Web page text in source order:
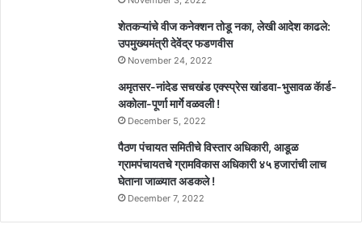
शेतकऱ्यांचे वीज कनेक्शन तोडू नका, लेखी आदेश काढले:
उपमुख्यमंत्री देवेंद्र फडणवीस
November 24, 2022
अमृतसर-नांदेड सचखंड एक्स्प्रेस खांडवा-भुसावळ कॅार्ड-
अकोला-पूर्णा मार्गे वळवली !
December 5, 2022
पैठण पंचायत समितीचे विस्तार अधिकारी, आडूळ
ग्रामपंचायतचे ग्रामविकास अधिकारी ४५ हजारांची लाच
घेताना जाळ्यात अडकले !
December 7, 2022